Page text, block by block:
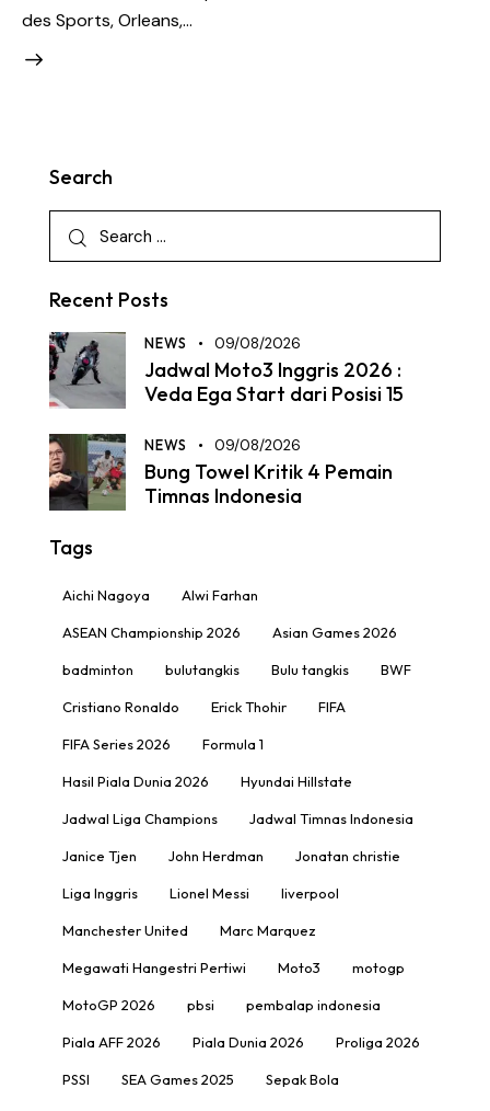
des Sports, Orleans,…
Search
Recent Posts
NEWS 09/08/2026
Jadwal Moto3 Inggris 2026 :
Veda Ega Start dari Posisi 15
NEWS 09/08/2026
Bung Towel Kritik 4 Pemain
Timnas Indonesia
Tags
Aichi Nagoya Alwi Farhan
ASEAN Championship 2026 Asian Games 2026
badminton bulutangkis Bulu tangkis BWF
Cristiano Ronaldo Erick Thohir FIFA
FIFA Series 2026 Formula 1
Hasil Piala Dunia 2026 Hyundai Hillstate
Jadwal Liga Champions Jadwal Timnas Indonesia
Janice Tjen John Herdman Jonatan christie
Liga Inggris Lionel Messi liverpool
Manchester United Marc Marquez
Megawati Hangestri Pertiwi Moto3 motogp
MotoGP 2026 pbsi pembalap indonesia
Piala AFF 2026 Piala Dunia 2026 Proliga 2026
PSSI SEA Games 2025 Sepak Bola